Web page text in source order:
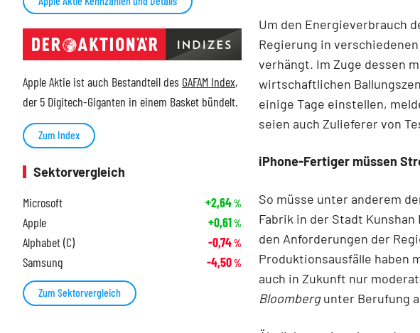
Um den Energieverbrauch
Regierung in
verhängt. Im Zuge dessen
wirtschaftlichen
einige Tage einstellen,
seien auch Zulieferer von
iPhone-Fertiger müssen
So müsse unter anderem
Fabrik in der Stadt
den Anforderungen der
Produktionsausfälle haben
auch in Zukunft nur
Bloombergunter Berufung
Apple Aktie ist auch Bestandteil des GAFAM Index,
der 5 Digitech-Giganten in einem Basket bündelt.
Zum Index
Sektorvergleich
Microsoft
+2,64%
Apple +0,61%
Alphabet (C) -0,74%
Samsung -4,50%
Zum Sektorvergleich